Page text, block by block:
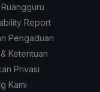
Report
Pengaduan
Ketentuan
Privasi
Kami